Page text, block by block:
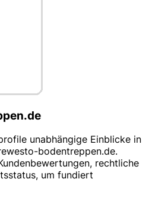
unabhängige Einblicke in
bodentreppen.de.
rechtliche
um fundiert